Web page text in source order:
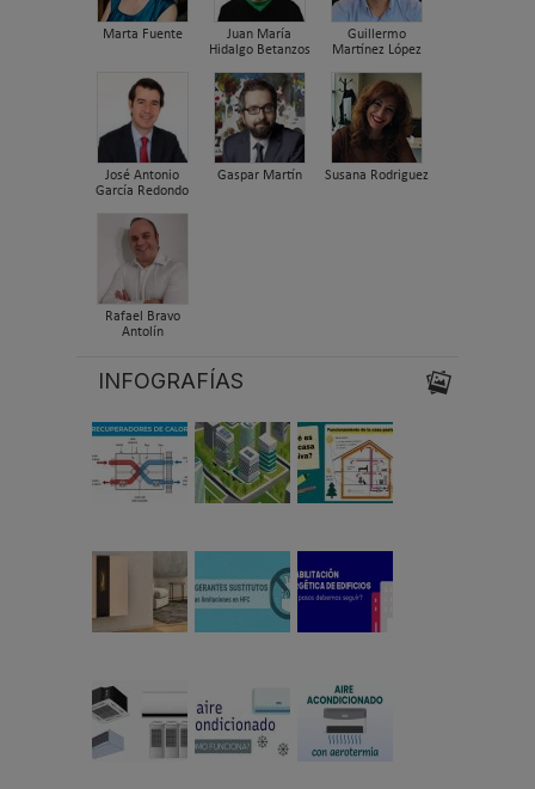
Marta Fuente
Juan María
Hidalgo Betanzos
Guillermo
Martínez López
José Antonio
García Redondo
Gaspar Martín Susana Rodriguez
Rafael Bravo
Antolín
INFOGRAFÍAS